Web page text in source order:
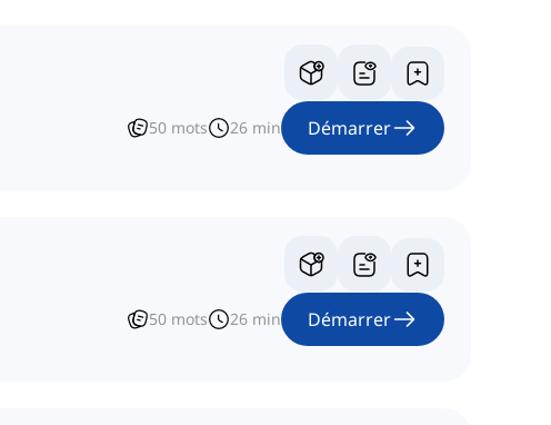
50 mots 26 min Démarrer
50 mots 26 min Démarrer